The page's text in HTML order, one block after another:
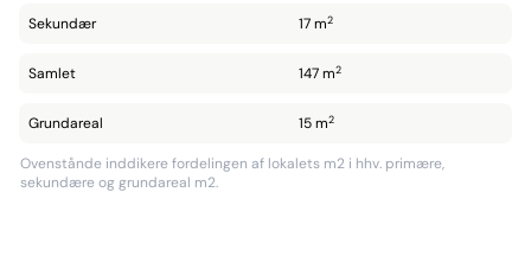
Sekundær 17 m2
Samlet 147 m2
Grundareal 15 m2
Ovenstånde inddikere fordelingen af lokalets m2 i hhv. primære,
sekundære og grundareal m2.